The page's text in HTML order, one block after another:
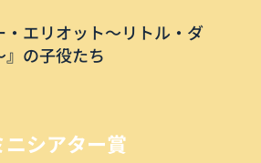
・エリオット〜リトル・ダ
』の子役たち
ニシアター賞